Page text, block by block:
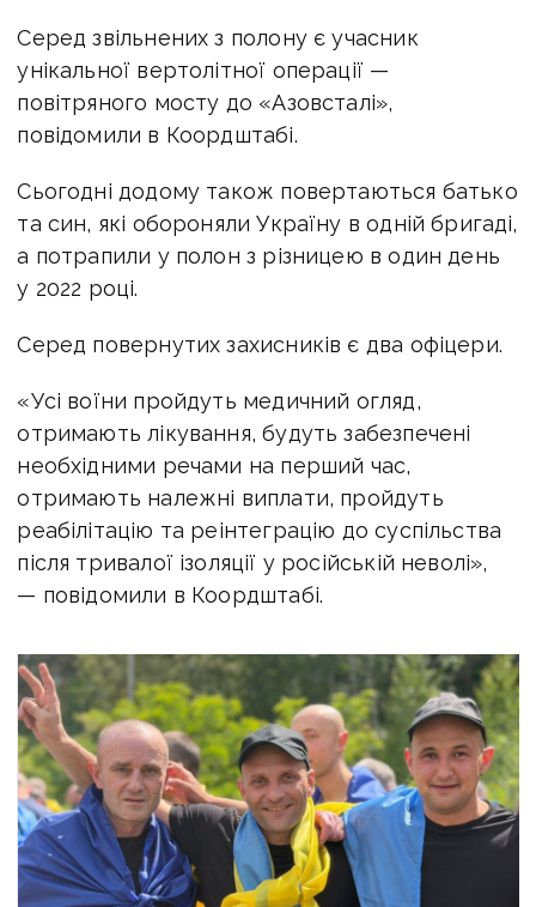
Серед звільнених з полону є учасник
унікальної вертолітної операції —
повітряного мосту до «Азовсталі»,
повідомили в Коордштабі.
Сьогодні додому також повертаються батько
та син, які обороняли Україну в одній бригаді,
а потрапили у полон з різницею в один день
у 2022 році.
Серед повернутих захисників є два офіцери.
«Усі воїни пройдуть медичний огляд,
отримають лікування, будуть забезпечені
необхідними речами на перший час,
отримають належні виплати, пройдуть
реабілітацію та реінтеграцію до суспільства
після тривалої ізоляції у російській неволі»,
— повідомили в Коордштабі.